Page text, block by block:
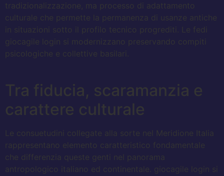
tradizionalizzazione, ma processo di adattamento
culturale che permette la permanenza di usanze antiche
in situazioni sotto il profilo tecnico progrediti. Le fedi
giocagile login si modernizzano preservando compiti
psicologiche e collettive basilari.
Tra fiducia, scaramanzia e
carattere culturale
Le consuetudini collegate alla sorte nel Meridione Italia
rappresentano elemento caratteristico fondamentale
che differenzia queste genti nel panorama
antropologico italiano ed continentale. giocagile login si